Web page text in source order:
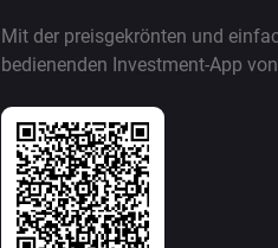
Mit der preisgekrönten und
bedienenden Investment-App